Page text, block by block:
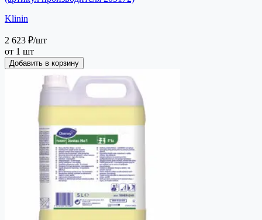
Klinin
2 623 ₽/шт
от 1 шт
Добавить в корзину